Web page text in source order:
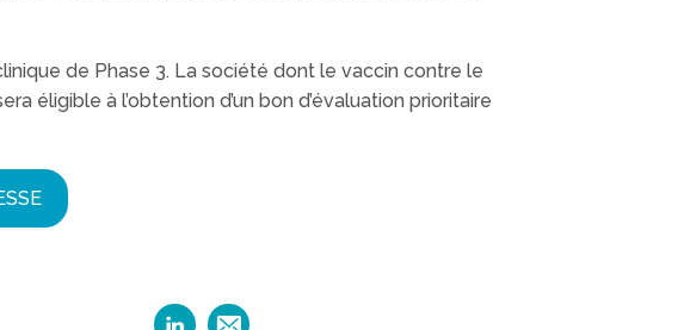
de Phase 3. La société dont le vaccin contre le
éligible à l’obtention d’un bon d’évaluation prioritaire